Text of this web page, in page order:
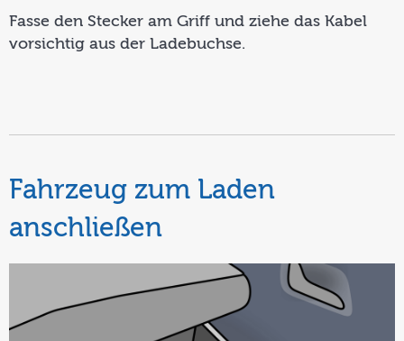
Fasse den Stecker am Griff und ziehe das Kabel
vorsichtig aus der Ladebuchse.
Fahrzeug zum Laden
anschließen